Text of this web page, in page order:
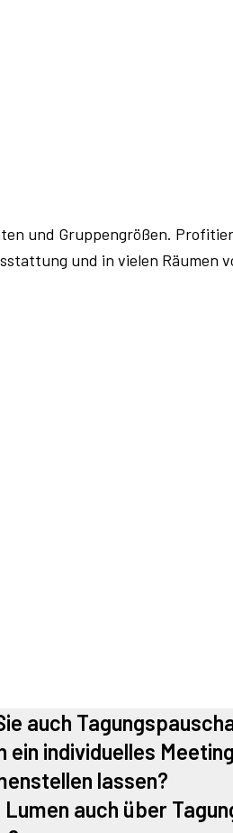
und Gruppengrößen.
und in vielen Räumen
auch
ein individuelles
lassen?
auch über